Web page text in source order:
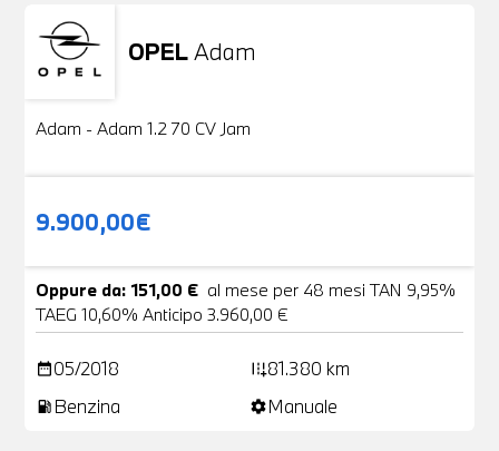
OPELAdam
Usato
Adam - Adam 1.2 70 CV Jam
9.900,00€
Oppure da: 151,00 € al mese per 48 mesi TAN 9,95%
TAEG 10,60% Anticipo 3.960,00 €
date_range05/2018 add_road81.380 km
local_gas_station Benzina settingsManuale